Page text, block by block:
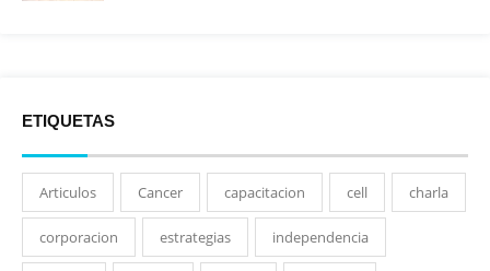
ETIQUETAS
Articulos Cancer capacitacion cell charla
corporacion estrategias independencia